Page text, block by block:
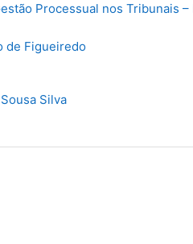
Processual nos Tribunais
de Figueiredo
Silva